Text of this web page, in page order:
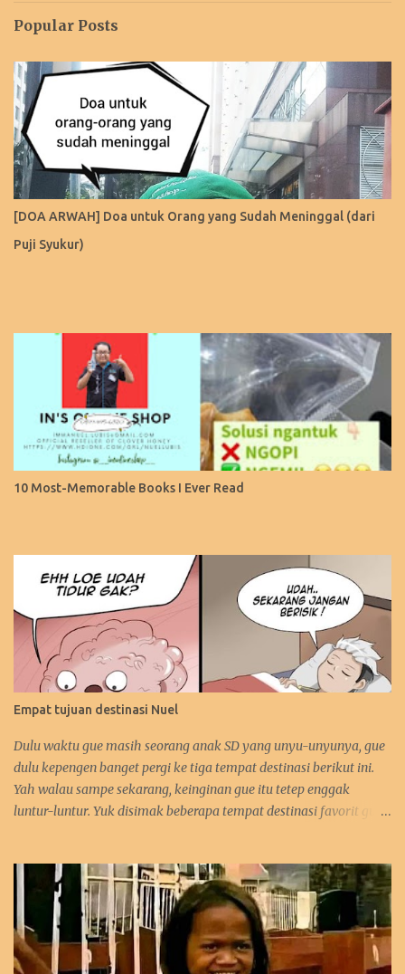
Popular Posts
[DOA ARWAH] Doa untuk Orang yang Sudah Meninggal (dari
Puji Syukur)
10 Most-Memorable Books I Ever Read
Empat tujuan destinasi Nuel
Dulu waktu gue masih seorang anak SD yang unyu-unyunya, gue
dulu kepengen banget pergi ke tiga tempat destinasi berikut ini.
Yah walau sampe sekarang, keinginan gue itu tetep enggak
luntur-luntur. Yuk disimak beberapa tempat destinasi favorit gue.
Paris-nya. Gue pengen bangen liat Menara Eiffel, Arc de Triomph,
serta juga Katedral Notre Dame-nya. Selain itu, katanya pantai-
pantai di Perancis itu sangat menawan keindahannya. Tapi yah,
intinya karna Menara Eiffel-lah gue pengen ke Perancis. Hehehe.
Bahkan gue juga tertarik mempelajari bahasa Perancis. Kalo